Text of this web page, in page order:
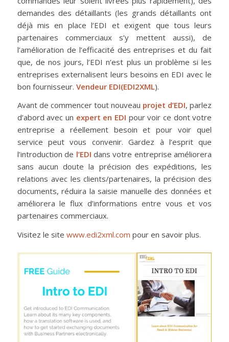
demandes des détaillants (les grands détaillants ont
déjà mis en place l’EDI et exigent que tous leurs
partenaires commerciaux s’y mettent aussi), de
l’amélioration de l’efficacité des entreprises et du fait
que, de nos jours, l’EDI n’est plus un problème si les
entreprises externalisent leurs besoins en EDI avec le
bon fournisseur. Vendeur EDI(EDI2XML).
Avant de commencer tout nouveau projet d’EDI, parlez
d’abord avec un expert en EDI pour voir ce dont votre
entreprise a réellement besoin et pour voir quel
service peut vous convenir. Gardez à l’esprit que
l’introduction de l’EDI dans votre entreprise améliorera
sans aucun doute la précision des expéditions, les
relations avec les clients/partenaires, la précision des
documents, réduira la saisie manuelle des données et
améliorera le flux d’informations entre vous et vos
partenaires commerciaux.
Visitez le site www.edi2xml.com pour en savoir plus.